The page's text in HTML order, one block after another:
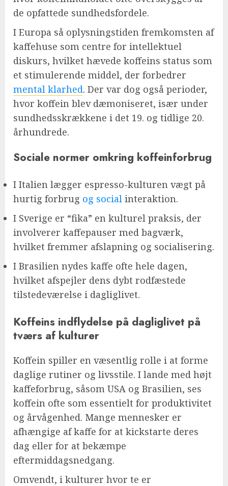
de opfattede sundhedsfordele.
I Europa så oplysningstiden fremkomsten af
kaffehuse som centre for intellektuel
diskurs, hvilket hævede koffeins status som
et stimulerende middel, der forbedrer
mental klarhed. Der var dog også perioder,
hvor koffein blev dæmoniseret, især under
sundhedsskrækkene i det 19. og tidlige 20.
århundrede.
Sociale normer omkring koffeinforbrug
I Italien lægger espresso-kulturen vægt på
hurtig forbrug og social interaktion.
I Sverige er “fika” en kulturel praksis, der
involverer kaffepauser med bagværk,
hvilket fremmer afslapning og socialisering.
I Brasilien nydes kaffe ofte hele dagen,
hvilket afspejler dens dybt rodfæstede
tilstedeværelse i dagliglivet.
Koffeins indflydelse på dagliglivet på
tværs af kulturer
Koffein spiller en væsentlig rolle i at forme
daglige rutiner og livsstile. I lande med højt
kaffeforbrug, såsom USA og Brasilien, ses
koffein ofte som essentielt for produktivitet
og årvågenhed. Mange mennesker er
afhængige af kaffe for at kickstarte deres
dag eller for at bekæmpe
eftermiddagsnedgang.
Omvendt, i kulturer hvor te er